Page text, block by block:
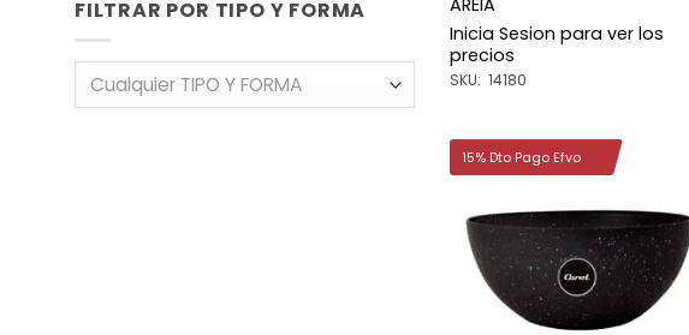
FILTRAR POR TIPO Y FORMA
Cualquier TIPO Y FORMA
Inicia Sesion para ver los
precios
SKU: 14180
Añadir
a la
lista de
deseos
15% Dto Pago Efvo